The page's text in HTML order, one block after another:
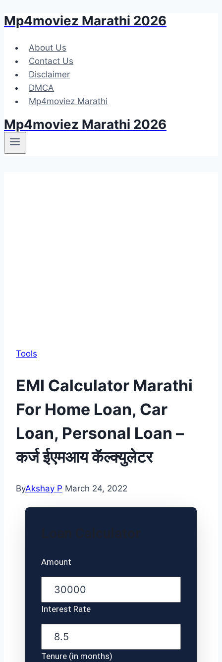
Skip
content
Mp4moviez Marathi 2026
About Us
Contact Us
Disclaimer
DMCA
Mp4moviez Marathi
Mp4moviez Marathi 2026
Tools
EMI Calculator Marathi
For Home Loan, Car
Loan, Personal Loan –
कर्ज ईएमआय कॅल्क्युलेटर
ByAkshay P March 24, 2022
Amount
Interest Rate
Tenure (in months)